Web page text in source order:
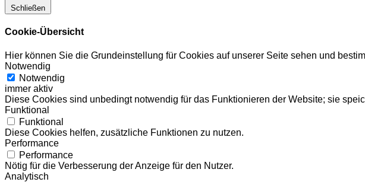
Schließen
Cookie-Übersicht
Hier können Sie die Grundeinstellung für Cookies auf unserer Seite sehen und
Notwendig
Notwendig
immer aktiv
Diese Cookies sind unbedingt notwendig für das Funktionieren der Website; sie
Funktional
Funktional
Diese Cookies helfen, zusätzliche Funktionen zu nutzen.
Performance
Performance
Nötig für die Verbesserung der Anzeige für den Nutzer.
Analytisch